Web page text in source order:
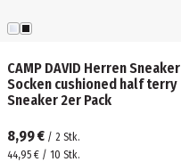
CAMP DAVID Herren Sneaker
Socken cushioned half terry
Sneaker 2er Pack
8,99 € / 2 Stk.
44,95 € / 10 Stk.